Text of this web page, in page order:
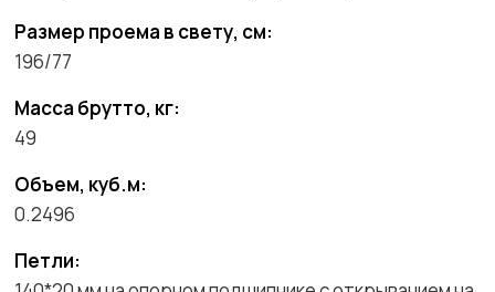
Размер проема в свету, см:
196/77
Масса брутто, кг:
49
Объем, куб.м:
0.2496
Петли: